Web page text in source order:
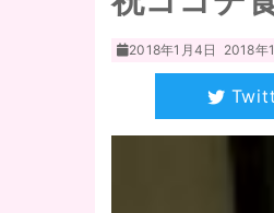
2018年1月4日 2018年